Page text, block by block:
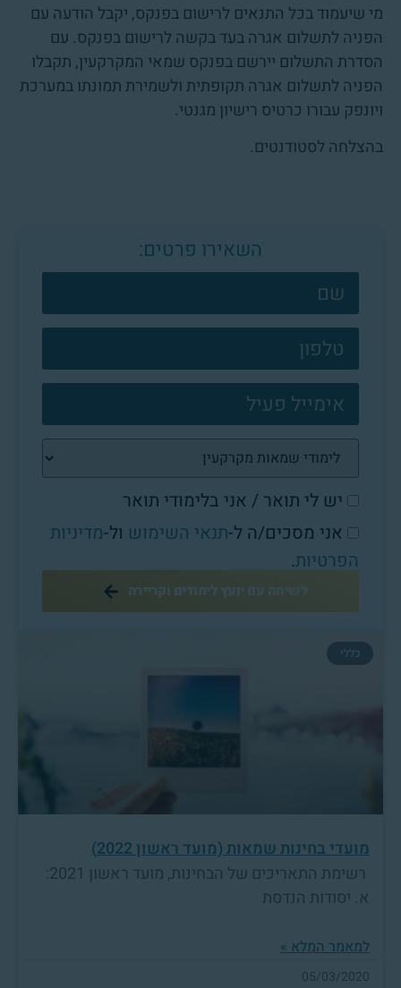
מי שיעמוד בכל התנאים לרישום בפנקס, יקבל הודעה עם
הפניה לתשלום אגרה בעד בקשה לרישום בפנקס. עם
הסדרת התשלום יירשם בפנקס שמאי המקרקעין, תקבלו
הפניה לתשלום אגרה תקופתית ולשמירת תמונתו במערכת
ויונפק עבורו כרטיס רישיון מגנטי.
בהצלחה לסטודנטים.
השאירו פרטים:
צרו
קשר
פוטר
יש לי תואר / אני בלימודי תואר
אני מסכים/ה ל-תנאי השימוש ול-מדיניות
הפרטיות.
לשיחה עם יועץ לימודים וקריירה
כללי
מועדי בחינות שמאות (מועד ראשון 2022)
רשימת התאריכים של הבחינות, מועד ראשון 2021:
א. יסודות הנדסת
למאמר המלא »
05/03/2020